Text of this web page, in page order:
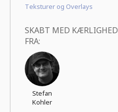
Teksturer og Overlays
SKABT MED KÆRLIGHED
FRA:
Stefan
Kohler